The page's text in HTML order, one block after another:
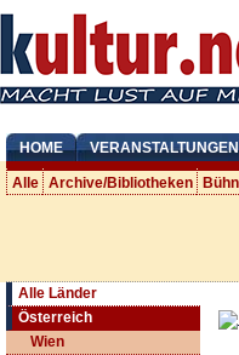
HOME VERANSTALTUNGEN
Alle Archive/Bibliotheken
Alle Länder
Österreich
Wien